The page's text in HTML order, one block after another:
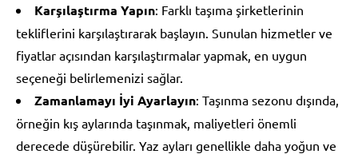
Karşılaştırma Yapın: Farklı taşıma şirketlerinin
tekliflerini karşılaştırarak başlayın. Sunulan hizmetler ve
fiyatlar açısından karşılaştırmalar yapmak, en uygun
seçeneği belirlemenizi sağlar.
Zamanlamayı İyi Ayarlayın: Taşınma sezonu dışında,
örneğin kış aylarında taşınmak, maliyetleri önemli
derecede düşürebilir. Yaz ayları genellikle daha yoğun ve